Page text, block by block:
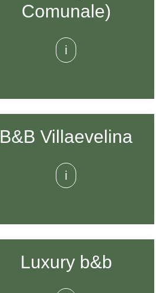
Comunale)
i
B&B Villaevelina
i
Luxury b&b